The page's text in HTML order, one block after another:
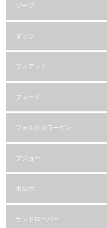
ジープ
ダッジ
フィアット
フォード
フォルクスワーゲン
プジョー
ボルボ
ランドローバー